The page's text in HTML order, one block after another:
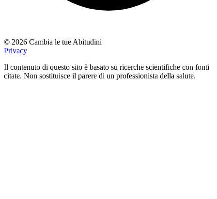
© 2026 Cambia le tue Abitudini
Privacy
Il contenuto di questo sito è basato su ricerche scientifiche con fonti
citate. Non sostituisce il parere di un professionista della salute.